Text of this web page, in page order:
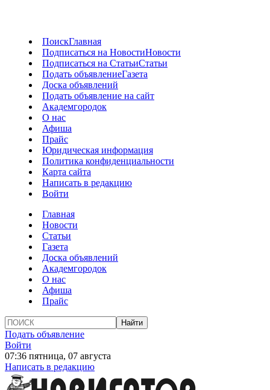
ПоискГлавная
Подписаться на НовостиНовости
Подписаться на СтатьиСтатьи
Подать объявлениеГазета
Доска объявлений
Подать объявление на сайт
Академгородок
О нас
Афиша
Прайс
Юридическая информация
Политика конфиденциальности
Карта сайта
Написать в редакцию
Войти
Главная
Новости
Статьи
Газета
Доска объявлений
Академгородок
О нас
Афиша
Прайс
Подать объявление
Войти
07:36 пятница, 07 августа
Написать в редакцию